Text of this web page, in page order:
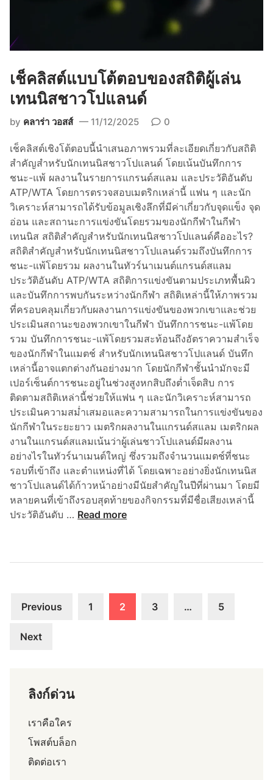
บ
ลุ
ม
บ
ก
า
ร
วิ
เ
ค
ร
า
ะ
ห์
ส
ถิ
ติ
ผู้
เ
ล่
น
เ
ท
น
นิ
ส
ใ
น
ฐ
เช็คลิสต์แบบโต้ตอบของสถิติผู้เล่น
เทนนิสชาวโปแลนด์
by คลาร่า วอสส์ 11/12/2025 0
เช็คลิสต์เชิงโต้ตอบนี้นำเสนอภาพรวมที่ละเอียดเกี่ยวกับสถิติ
สำคัญสำหรับนักเทนนิสชาวโปแลนด์ โดยเน้นบันทึกการ
ชนะ-แพ้ ผลงานในรายการแกรนด์สแลม และประวัติอันดับ
ATP/WTA โดยการตรวจสอบเมตริกเหล่านี้ แฟน ๆ และนัก
วิเคราะห์สามารถได้รับข้อมูลเชิงลึกที่มีค่าเกี่ยวกับจุดแข็ง จุด
อ่อน และสถานะการแข่งขันโดยรวมของนักกีฬาในกีฬา
เทนนิส สถิติสำคัญสำหรับนักเทนนิสชาวโปแลนด์คืออะไร?
สถิติสำคัญสำหรับนักเทนนิสชาวโปแลนด์รวมถึงบันทึกการ
ชนะ-แพ้โดยรวม ผลงานในทัวร์นาเมนต์แกรนด์สแลม
ประวัติอันดับ ATP/WTA สถิติการแข่งขันตามประเภทพื้นผิว
และบันทึกการพบกันระหว่างนักกีฬา สถิติเหล่านี้ให้ภาพรวม
ที่ครอบคลุมเกี่ยวกับผลงานการแข่งขันของพวกเขาและช่วย
ประเมินสถานะของพวกเขาในกีฬา บันทึกการชนะ-แพ้โดย
รวม บันทึกการชนะ-แพ้โดยรวมสะท้อนถึงอัตราความสำเร็จ
ของนักกีฬาในแมตช์ สำหรับนักเทนนิสชาวโปแลนด์ บันทึก
เหล่านี้อาจแตกต่างกันอย่างมาก โดยนักกีฬาชั้นนำมักจะมี
เปอร์เซ็นต์การชนะอยู่ในช่วงสูงหกสิบถึงต่ำเจ็ดสิบ การ
ติดตามสถิติเหล่านี้ช่วยให้แฟน ๆ และนักวิเคราะห์สามารถ
ประเมินความสม่ำเสมอและความสามารถในการแข่งขันของ
นักกีฬาในระยะยาว เมตริกผลงานในแกรนด์สแลม เมตริกผล
งานในแกรนด์สแลมเน้นว่าผู้เล่นชาวโปแลนด์มีผลงาน
อย่างไรในทัวร์นาเมนต์ใหญ่ ซึ่งรวมถึงจำนวนแมตช์ที่ชนะ
รอบที่เข้าถึง และตำแหน่งที่ได้ โดยเฉพาะอย่างยิ่งนักเทนนิส
ชาวโปแลนด์ได้ก้าวหน้าอย่างมีนัยสำคัญในปีที่ผ่านมา โดยมี
หลายคนที่เข้าถึงรอบสุดท้ายของกิจกรรมที่มีชื่อเสียงเหล่านี้
ประวัติอันดับ … เRead more
Posts
Previous 1 2 3 … 5
Next
ลิงก์ด่วน
เราคือใคร
โพสต์บล็อก
ติดต่อเรา